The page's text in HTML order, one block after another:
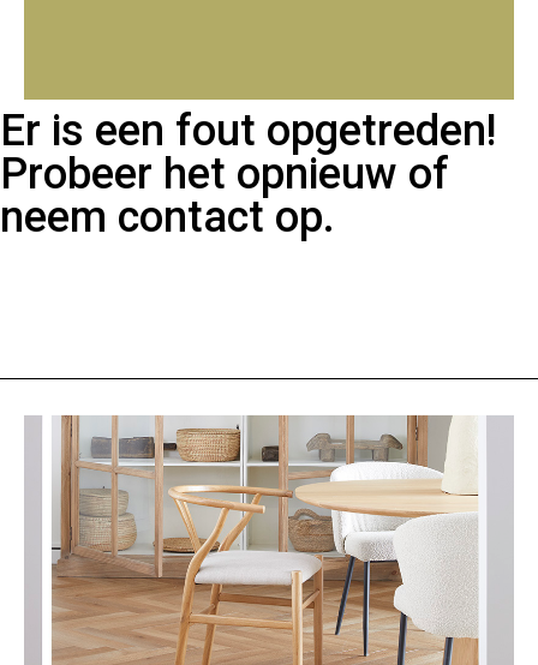
Er is een fout opgetreden!
Probeer het opnieuw of
neem contact op.